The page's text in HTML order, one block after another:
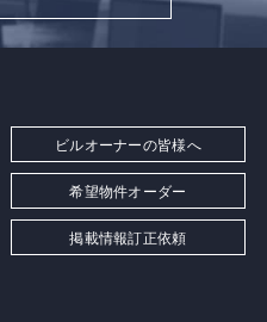
ビルオーナーの皆様へ
希望物件オーダー
掲載情報訂正依頼